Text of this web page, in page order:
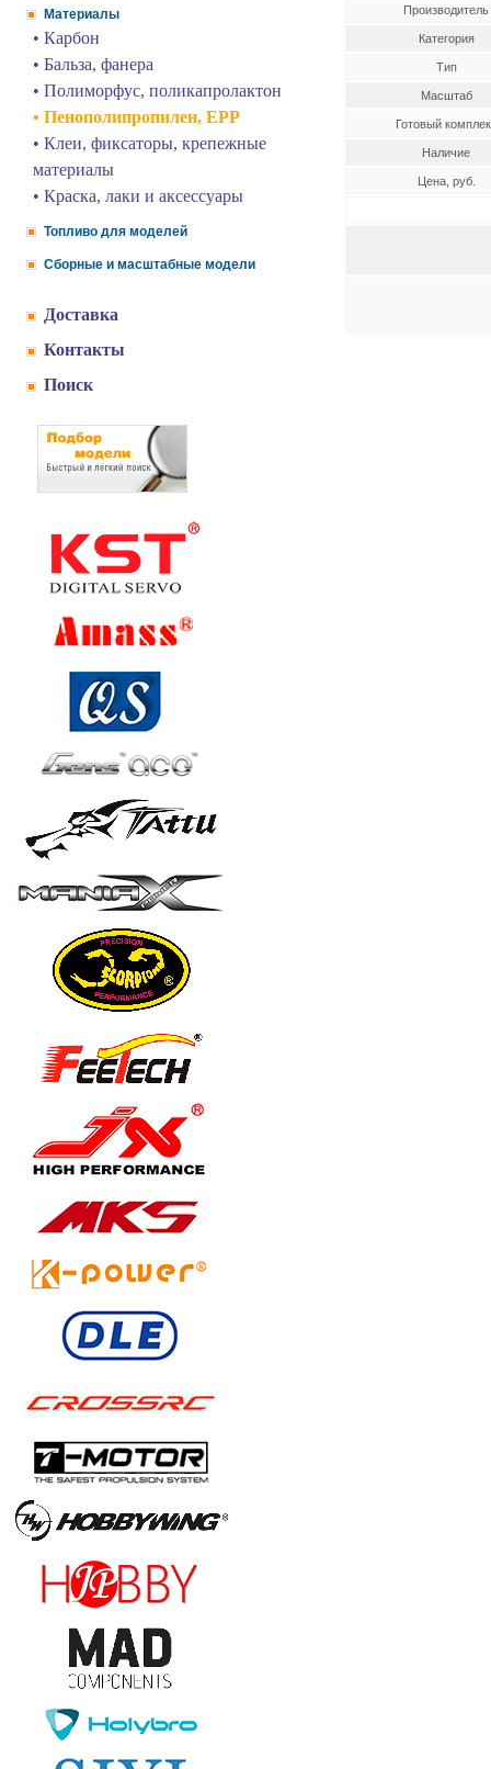
Материалы
• Карбон
• Бальза, фанера
• Полиморфус, поликапролактон
• Пенополипропилен, EPP
• Клеи, фиксаторы, крепежные
материалы
• Краска, лаки и аксессуары
Топливо для моделей
Сборные и масштабные модели
Доставка
Контакты
Поиск
Производитель
Категория
Тип
Масштаб
Готовый
Наличие
Цена, руб.